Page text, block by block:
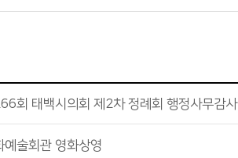
회 태백시의회 제2차 정례회 행정사무감사
예술회관 영화상영